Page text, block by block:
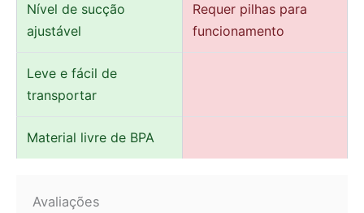
Nível de sucção
ajustável
Requer pilhas para
funcionamento
Leve e fácil de
transportar
Material livre de BPA
Avaliações